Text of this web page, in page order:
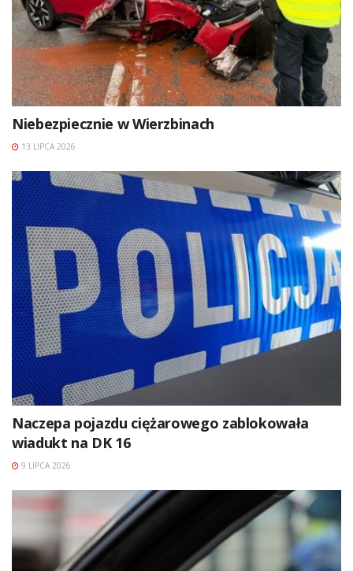
Niebezpiecznie w Wierzbinach
13 LIPCA 2026
Naczepa pojazdu ciężarowego zablokowała
wiadukt na DK 16
9 LIPCA 2026